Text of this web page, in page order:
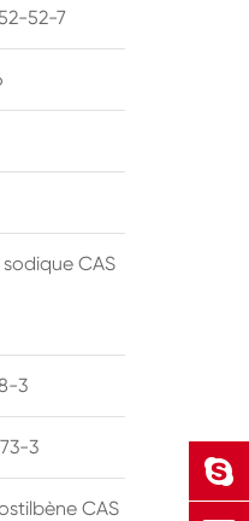
52-7
CAS
3
3
CAS